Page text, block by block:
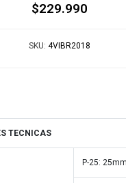
$229.990
SKU: 4VIBR2018
TECNICAS
P-25: 25mm